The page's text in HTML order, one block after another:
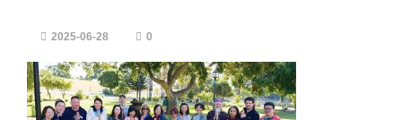
2025-06-28 0